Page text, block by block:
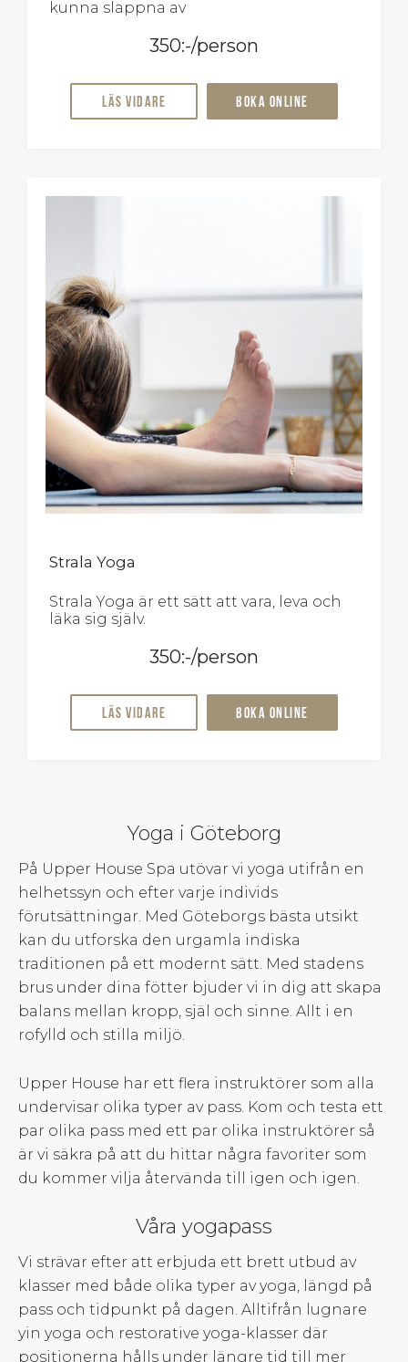
kunna slappna av
350:-/person
Läs vidare Boka online
Strala Yoga
Strala Yoga är ett sätt att vara, leva och
läka sig själv.
350:-/person
Läs vidare Boka online
Yoga i Göteborg
På Upper House Spa utövar vi yoga utifrån en
helhetssyn och efter varje individs
förutsättningar. Med Göteborgs bästa utsikt
kan du utforska den urgamla indiska
traditionen på ett modernt sätt. Med stadens
brus under dina fötter bjuder vi in dig att skapa
balans mellan kropp, själ och sinne. Allt i en
rofylld och stilla miljö.
Upper House har ett flera instruktörer som alla
undervisar olika typer av pass. Kom och testa ett
par olika pass med ett par olika instruktörer så
är vi säkra på att du hittar några favoriter som
du kommer vilja återvända till igen och igen.
Våra yogapass
Vi strävar efter att erbjuda ett brett utbud av
klasser med både olika typer av yoga, längd på
pass och tidpunkt på dagen. Alltifrån lugnare
yin yoga och restorative yoga-klasser där
positionerna hålls under längre tid till mer